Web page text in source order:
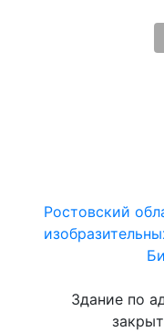
Ростовский
Здание по